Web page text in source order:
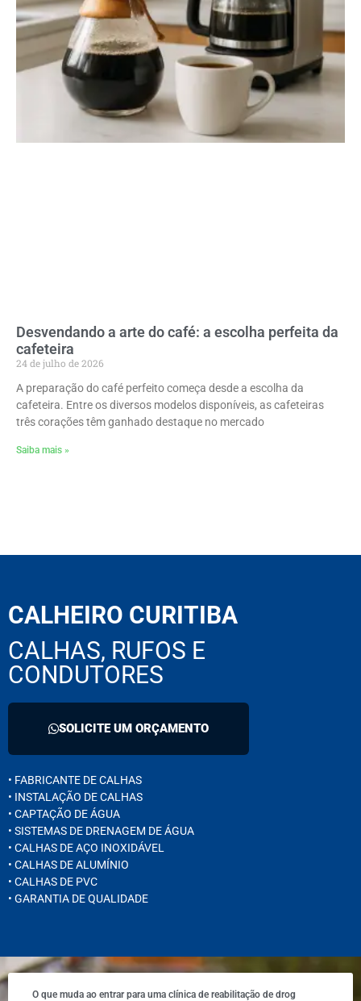
Desvendando a arte do café: a escolha perfeita da
cafeteira
24 de julho de 2026
A preparação do café perfeito começa desde a escolha da
cafeteira. Entre os diversos modelos disponíveis, as cafeteiras
três corações têm ganhado destaque no mercado
Saiba mais »
CALHEIRO CURITIBA
CALHAS, RUFOS E
CONDUTORES
SOLICITE UM ORÇAMENTO
• FABRICANTE DE CALHAS
• INSTALAÇÃO DE CALHAS
• CAPTAÇÃO DE ÁGUA
• SISTEMAS DE DRENAGEM DE ÁGUA
• CALHAS DE AÇO INOXIDÁVEL
• CALHAS DE ALUMÍNIO
• CALHAS DE PVC
• GARANTIA DE QUALIDADE
O que muda ao entrar para uma clínica de reabilitação de drog